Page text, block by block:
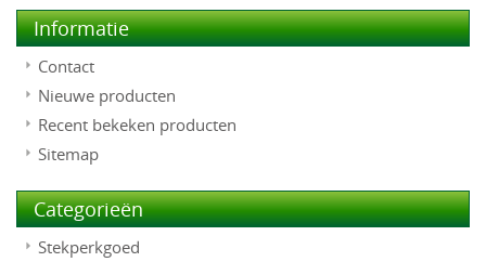
Informatie
Contact
Nieuwe producten
Recent bekeken producten
Sitemap
Categorieën
Stekperkgoed